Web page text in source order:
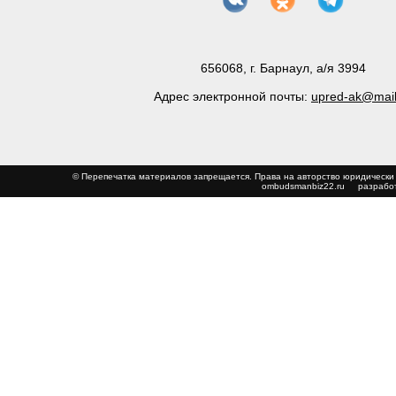
656068, г. Барнаул, а/я 3994
Адрес электронной почты: upred-
© Перепечатка материалов запрещается. Права на авторство
ombudsmanbiz22.ru